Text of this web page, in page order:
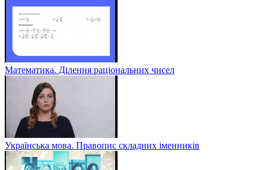
Математика. Ділення раціональних чисел
Українська мова. Правопис складних іменників